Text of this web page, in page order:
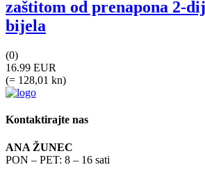
zaštitom od prenapona 2-
bijela
(0)
16.99 EUR
(= 128,01 kn)
Kontaktirajte nas
ANA ŽUNEC
PON – PET: 8 – 16 sati